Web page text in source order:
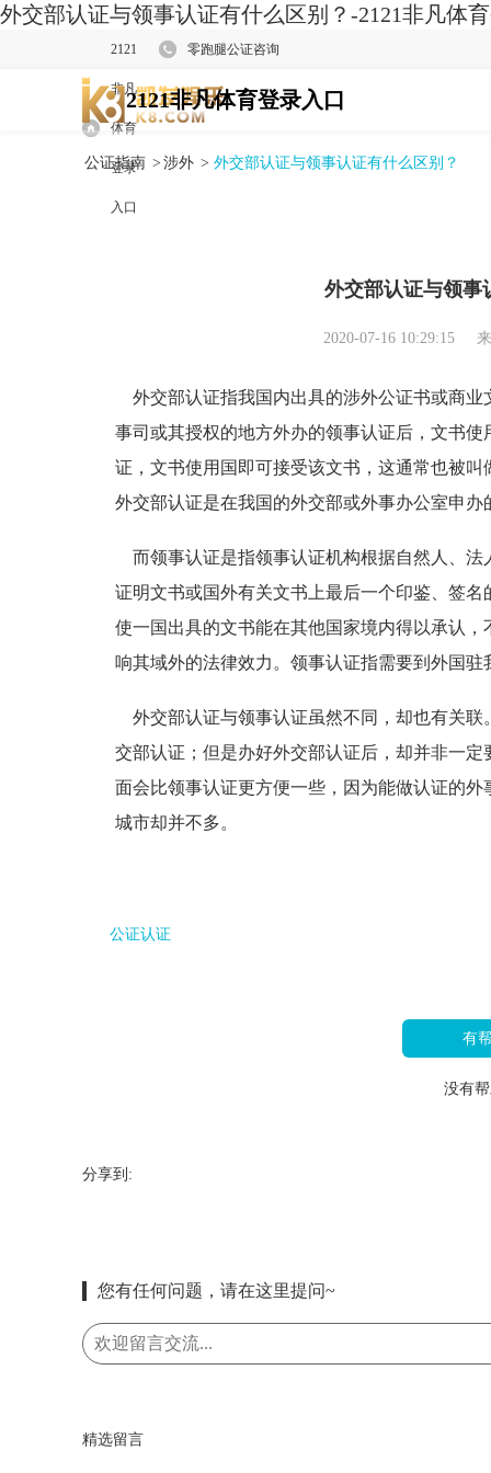
外交部认证与领事认证有什么区别？-2121非凡体
2121
非凡
体育
登录
入口
零跑腿公证咨询
2121非凡体育登录入口
公证指南 > 涉外 > 外交部认证与领事认证有什么区别？
外交部认证与领事
2020-07-16 10:29:15
外交部认证指我国内出具的涉外公证书或商业
事司或其授权的地方外办的领事认证后，文书
证，文书使用国即可接受该文书，这通常也被叫
外交部认证是在我国的外交部或外事办公室申办
而领事认证是指领事认证机构根据自然人、法
证明文书或国外有关文书上最后一个印鉴、签
使一国出具的文书能在其他国家境内得以承认
响其域外的法律效力。 领事认证指需要到外国驻
外交部认证与领事认证虽然不同，却也有关联
交部认证；但是办好外交部认证后，却并非一
面会比领事认证更方便一些，因为能做认证的
城市却并不多。
公证认证
有
没有
分享到:
您有任何问题，请在这里提问~
精选留言